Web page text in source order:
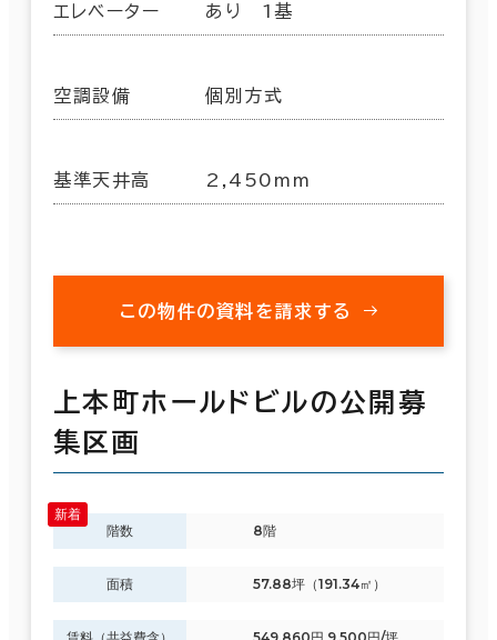
エレベーター あり 1基
空調設備 個別方式
基準天井高 2,450mm
この物件の資料を請求する
上本町ホールドビルの公開募
集区画
階数 8階
面積 57.88坪（191.34㎡）